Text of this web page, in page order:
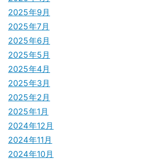
ョ
ン
2025年9月
2025年7月
2025年6月
2025年5月
2025年4月
2025年3月
2025年2月
2025年1月
2024年12月
2024年11月
2024年10月